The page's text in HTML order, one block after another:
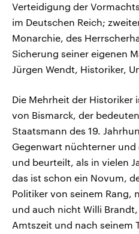
Verteidigung der
im Deutschen Reich;
Monarchie, des
Sicherung seiner eigenen
Jürgen Wendt, Historiker,
Die Mehrheit der Historiker
von Bismarck, der
Staatsmann des 19.
Gegenwart nüchterner
und beurteilt, als in vielen
das ist schon ein Novum,
Politiker von seinem Rang,
und auch nicht Willi
Amtszeit und nach seinem